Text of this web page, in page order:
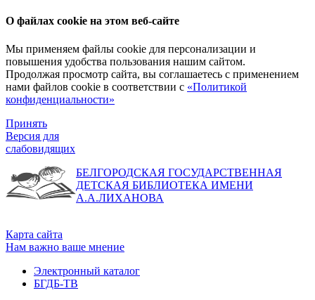
О файлах cookie на этом веб-сайте
Мы применяем файлы cookie для персонализации и
повышения удобства пользования нашим сайтом.
Продолжая просмотр сайта, вы соглашаетесь с применением
нами файлов cookie в соответствии с «Политикой
конфиденциальности»
Принять
Версия для
слабовидящих
БЕЛГОРОДСКАЯ ГОСУДАРСТВЕННАЯ
ДЕТСКАЯ БИБЛИОТЕКА ИМЕНИ
А.А.ЛИХАНОВА
Карта сайта
Нам важно ваше мнение
Электронный каталог
БГДБ-ТВ